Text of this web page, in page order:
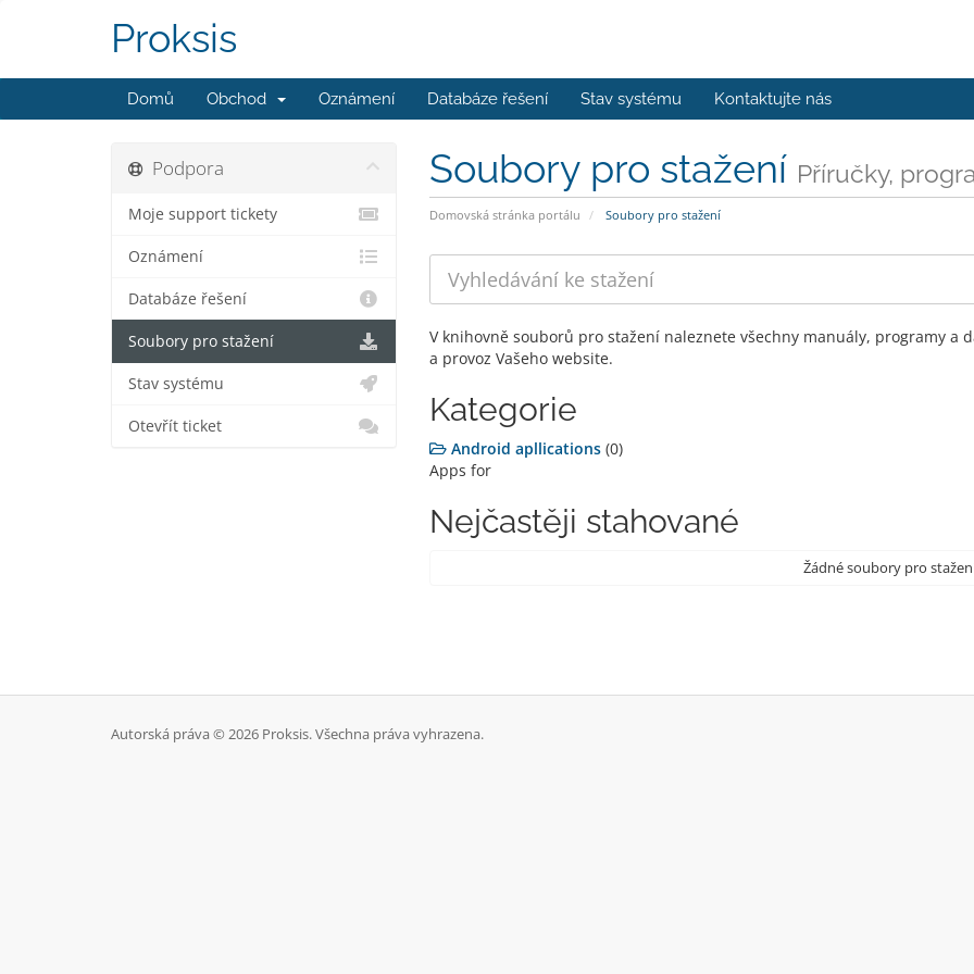
Proksis
Domů Obchod Oznámení Databáze řešení Stav systému Kontaktujte nás
Soubory pro stažení Příručky,
Domovská stránka portálu Soubory pro stažení
V knihovně souborů pro stažení naleznete všechny manuály, programy
a provoz Vašeho website.
Kategorie
Android apllications (0)
Apps for
Nejčastěji stahované
Žádné soubory pro
Podpora
Moje support tickety
Oznámení
Databáze řešení
Soubory pro stažení
Stav systému
Otevřít ticket
Autorská práva © 2026 Proksis. Všechna práva vyhrazena.